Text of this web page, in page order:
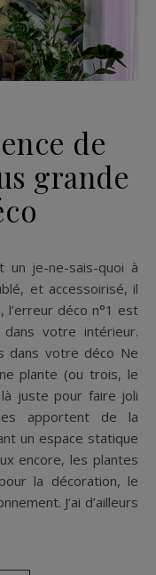
de
grande
et accessoirisé, il
l’erreur déco n°1 est
votre intérieur.
dans votre déco Ne
plante (ou trois, le
juste pour faire joli
apportent de la
un espace statique
encore, les plantes
la décoration, le
J’ai d’ailleurs